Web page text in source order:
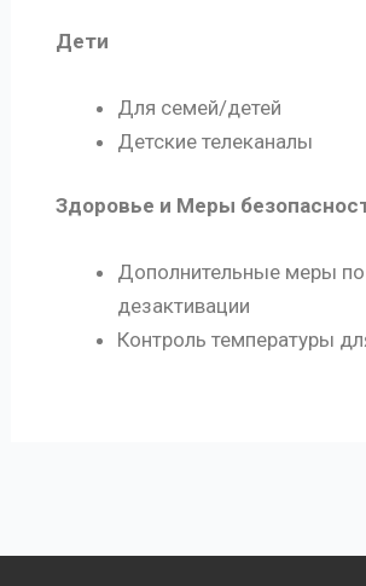
Дети
Для семей/детей
Детские телеканалы
Здоровье и Меры
Дополнительные меры по
дезактивации
Контроль температуры